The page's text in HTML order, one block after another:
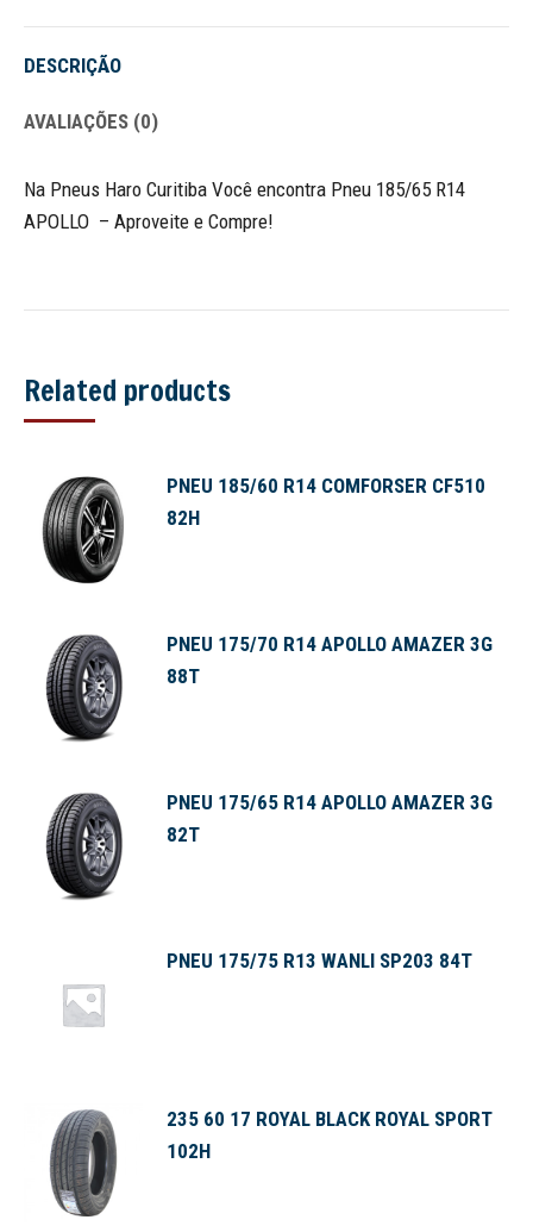
DESCRIÇÃO
AVALIAÇÕES (0)
Na Pneus Haro Curitiba Você encontra Pneu 185/65 R14
APOLLO – Aproveite e Compre!
Related products
PNEU 185/60 R14 COMFORSER CF510
82H
PNEU 175/70 R14 APOLLO AMAZER 3G
88T
PNEU 175/65 R14 APOLLO AMAZER 3G
82T
PNEU 175/75 R13 WANLI SP203 84T
235 60 17 ROYAL BLACK ROYAL SPORT
102H